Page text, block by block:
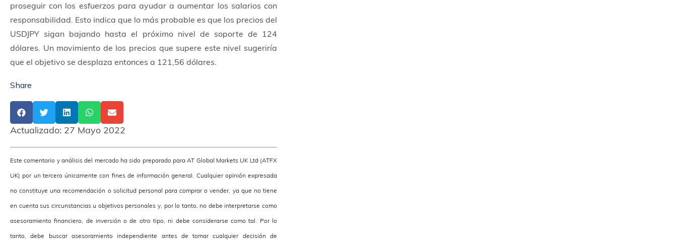
proseguir con los esfuerzos para ayudar a aumentar los salarios con
responsabilidad. Esto indica que lo más probable es que los precios del
USDJPY sigan bajando hasta el próximo nivel de soporte de 124
dólares. Un movimiento de los precios que supere este nivel sugeriría
que el objetivo se desplaza entonces a 121,56 dólares.
Share
Actualizado: 27 Mayo 2022
Este comentario y análisis del mercado ha sido preparado para AT Global Markets UK Ltd (ATFX
UK) por un tercero únicamente con fines de información general. Cualquier opinión expresada
no constituye una recomendación o solicitud personal para comprar o vender, ya que no tiene
en cuenta sus circunstancias u objetivos personales y, por lo tanto, no debe interpretarse como
asesoramiento financiero, de inversión o de otro tipo, ni debe considerarse como tal. Por lo
tanto, debe buscar asesoramiento independiente antes de tomar cualquier decisión de